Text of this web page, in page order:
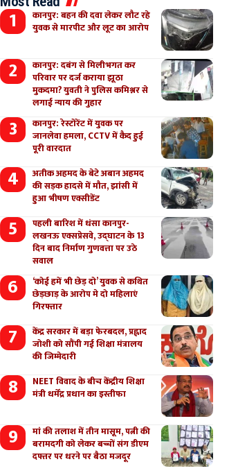
कानपुर: बहन की दवा लेकर लौट रहे
युवक से मारपीट और लूट का आरोप
कानपुर: दबंग से मिलीभगत कर
परिवार पर दर्ज कराया झूठा
मुकदमा? युवती ने पुलिस कमिश्नर से
लगाई न्याय की गुहार
कानपुर: रेस्टोरेंट में युवक पर
जानलेवा हमला, CCTV में कैद हुई
पूरी वारदात
अतीक अहमद के बेटे अबान अहमद
की सड़क हादसे में मौत, झांसी में
हुआ भीषण एक्सीडेंट
पहली बारिश में धंसा कानपुर-
लखनऊ एक्सप्रेसवे, उद्घाटन के 13
दिन बाद निर्माण गुणवत्ता पर उठे
सवाल
‘कोई हमें भी छेड़ दो’ युवक से कथित
छेड़छाड़ के आरोप मे दो महिलाएं
गिरफ्तार
केंद्र सरकार में बड़ा फेरबदल, प्रह्लाद
जोशी को सौंपी गई शिक्षा मंत्रालय
की जिम्मेदारी
NEET विवाद के बीच केंद्रीय शिक्षा
मंत्री धर्मेंद्र प्रधान का इस्तीफा
मां की तलाश में तीन मासूम, पत्नी की
बरामदगी को लेकर बच्चों संग डीएम
दफ्तर पर धरने पर बैठा मजदूर